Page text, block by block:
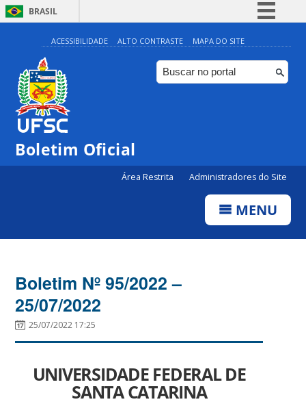
BRASIL
Simplifique!
Comunica BR
Participe
ACESSIBILIDADE ALTO CONTRASTE MAPA DO SITE
Boletim Oficial
Área Restrita Administradores do Site
MENU
Boletim Nº 95/2022 –
25/07/2022
25/07/2022 17:25
UNIVERSIDADE FEDERAL DE
SANTA CATARINA